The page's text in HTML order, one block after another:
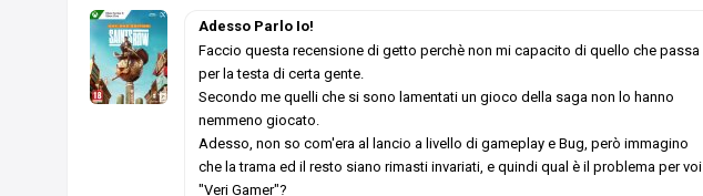
Adesso Parlo Io!
Faccio questa recensione di getto perchè non mi capacito di quello che passa
per la testa di certa gente.
Secondo me quelli che si sono lamentati un gioco della saga non lo hanno
nemmeno giocato.
Adesso, non so com'era al lancio a livello di gameplay e Bug, però immagino
che la trama ed il resto siano rimasti invariati, e quindi qual è il problema per voi
"Veri Gamer"?